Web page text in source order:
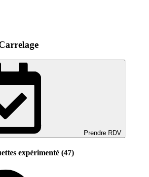
Prendre RDV
expérimenté (47)